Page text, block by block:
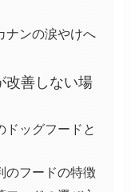
ナンの涙やけへ
改善しない場
ドッグフードと
のフードの特徴